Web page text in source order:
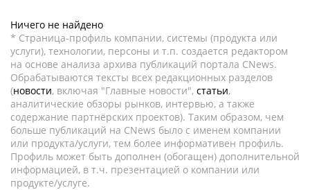
Ничего не найдено
* Страница-профиль компании, системы (продукта или
услуги), технологии, персоны и т.п. создается редактором
на основе анализа архива публикаций портала CNews.
Обрабатываются тексты всех редакционных разделов
(новости, включая "Главные новости", статьи,
аналитические обзоры рынков, интервью, а также
содержание партнёрских проектов). Таким образом, чем
больше публикаций на CNews было с именем компании
или продукта/услуги, тем более информативен профиль.
Профиль может быть дополнен (обогащен) дополнительной
информацией, в т.ч. презентацией о компании или
продукте/услуге.